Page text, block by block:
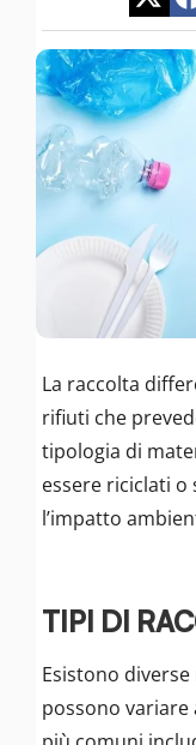
La raccolta
rifiuti che
tipologia di
essere riciclati
l’impatto
TIPI DI
Esistono
possono variare